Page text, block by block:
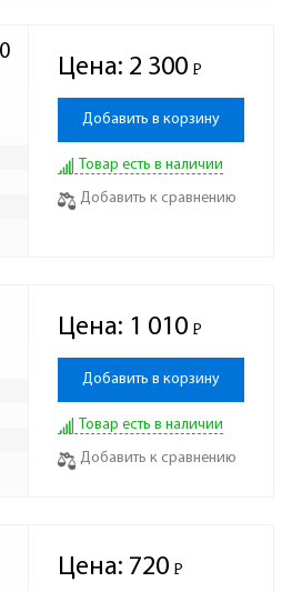
Цена: 2 300 Р
-
Добавить в корзину
Товар есть в наличии
Добавить к сравнению
Цена: 1 010 Р
-
Добавить в корзину
Товар есть в наличии
Добавить к сравнению
Цена: 720 Р
-